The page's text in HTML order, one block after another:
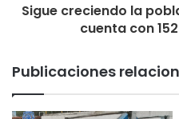
Sigue creciendo la
cuenta con
Publicaciones